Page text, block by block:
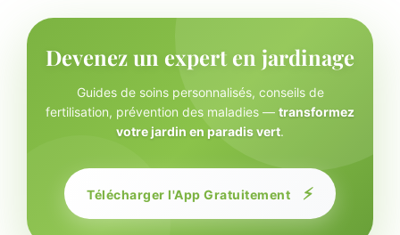
Devenez un expert en jardinage
Guides de soins personnalisés, conseils de
fertilisation, prévention des maladies — transformez
votre jardin en paradis vert.
Télécharger l'App Gratuitement ⚡